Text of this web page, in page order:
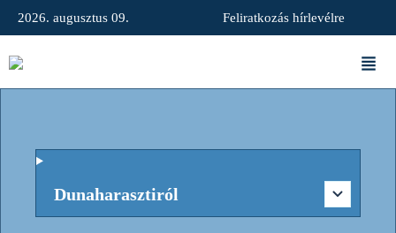
2026. augusztus 09. Feliratkozás hírlevélre
Dunaharasztiról